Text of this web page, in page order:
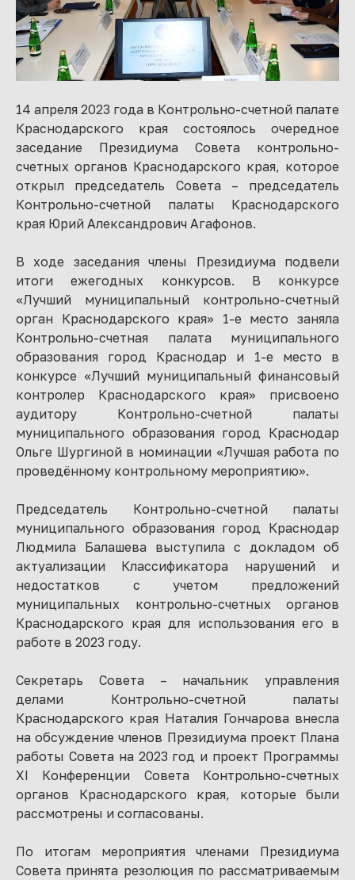
14 апреля 2023 года в Контрольно-счетной палате
Краснодарского края состоялось очередное
заседание Президиума Совета контрольно-
счетных органов Краснодарского края, которое
открыл председатель Совета – председатель
Контрольно-счетной палаты Краснодарского
края Юрий Александрович Агафонов.
В ходе заседания члены Президиума подвели
итоги ежегодных конкурсов. В конкурсе
«Лучший муниципальный контрольно-счетный
орган Краснодарского края» 1-е место заняла
Контрольно-счетная палата муниципального
образования город Краснодар и 1-е место в
конкурсе «Лучший муниципальный финансовый
контролер Краснодарского края» присвоено
аудитору Контрольно-счетной палаты
муниципального образования город Краснодар
Ольге Шургиной в номинации «Лучшая работа по
проведённому контрольному мероприятию».
Председатель Контрольно-счетной палаты
муниципального образования город Краснодар
Людмила Балашева выступила с докладом об
актуализации Классификатора нарушений и
недостатков с учетом предложений
муниципальных контрольно-счетных органов
Краснодарского края для использования его в
работе в 2023 году.
Секретарь Совета – начальник управления
делами Контрольно-счетной палаты
Краснодарского края Наталия Гончарова внесла
на обсуждение членов Президиума проект Плана
работы Совета на 2023 год и проект Программы
XI Конференции Совета Контрольно-счетных
органов Краснодарского края, которые были
рассмотрены и согласованы.
По итогам мероприятия членами Президиума
Совета принята резолюция по рассматриваемым